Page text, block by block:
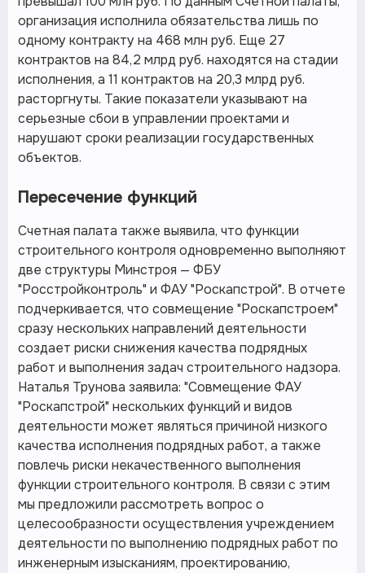
организация исполнила обязательства лишь по
одному контракту на 468 млн руб. Еще 27
контрактов на 84,2 млрд руб. находятся на стадии
исполнения, а 11 контрактов на 20,3 млрд руб.
расторгнуты. Такие показатели указывают на
серьезные сбои в управлении проектами и
нарушают сроки реализации государственных
объектов.
Пересечение функций
Счетная палата также выявила, что функции
строительного контроля одновременно выполняют
две структуры Минстроя — ФБУ
"Росстройконтроль" и ФАУ "Роскапстрой". В отчете
подчеркивается, что совмещение "Роскапстроем"
сразу нескольких направлений деятельности
создает риски снижения качества подрядных
работ и выполнения задач строительного надзора.
Наталья Трунова заявила: "Совмещение ФАУ
"Роскапстрой" нескольких функций и видов
деятельности может являться причиной низкого
качества исполнения подрядных работ, а также
повлечь риски некачественного выполнения
функции строительного контроля. В связи с этим
мы предложили рассмотреть вопрос о
целесообразности осуществления учреждением
деятельности по выполнению подрядных работ по
инженерным изысканиям, проектированию,